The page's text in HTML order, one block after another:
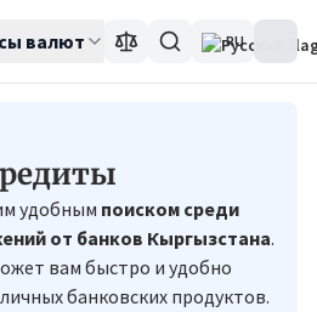
валют RU
удобным поиском среди
от банков Кыргызстана.
вам быстро и удобно
банковских продуктов.